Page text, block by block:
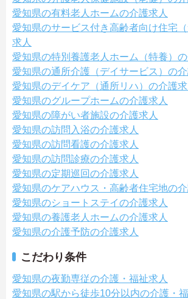
愛知県の有料老人ホームの介護求人
愛知県のサービス付き高齢者向け住宅
求人
愛知県の特別養護老人ホーム（特養）の
愛知県の通所介護（デイサービス）の介
愛知県のデイケア（通所リハ）の介護求
愛知県のグループホームの介護求人
愛知県の障がい者施設の介護求人
愛知県の訪問入浴の介護求人
愛知県の訪問看護の介護求人
愛知県の訪問診療の介護求人
愛知県の定期巡回の介護求人
愛知県のケアハウス・高齢者住宅地の介
愛知県のショートステイの介護求人
愛知県の養護老人ホームの介護求人
愛知県の介護予防の介護求人
こだわり条件
愛知県の夜勤専従の介護・福祉求人
愛知県の駅から徒歩10分以内の介護・